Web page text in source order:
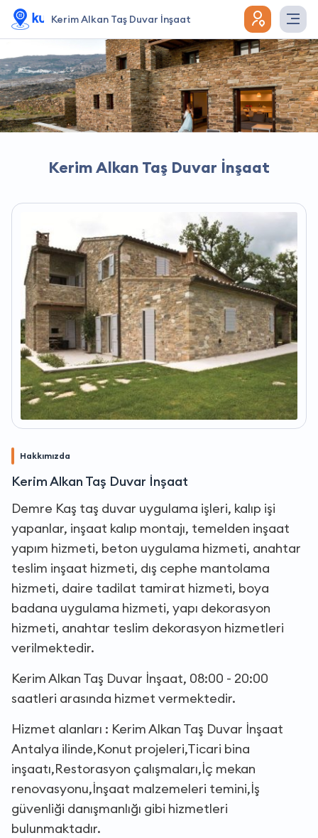
Kerim Alkan Taş Duvar İnşaat
Kerim Alkan Taş Duvar İnşaat
Hakkımızda
Kerim Alkan Taş Duvar İnşaat
Demre Kaş taş duvar uygulama işleri, kalıp işi
yapanlar, inşaat kalıp montajı, temelden inşaat
yapım hizmeti, beton uygulama hizmeti, anahtar
teslim inşaat hizmeti, dış cephe mantolama
hizmeti, daire tadilat tamirat hizmeti, boya
badana uygulama hizmeti, yapı dekorasyon
hizmeti, anahtar teslim dekorasyon hizmetleri
verilmektedir.
Kerim Alkan Taş Duvar İnşaat, 08:00 - 20:00
saatleri arasında hizmet vermektedir.
Hizmet alanları : Kerim Alkan Taş Duvar İnşaat
Antalya ilinde,Konut projeleri,Ticari bina
inşaatı,Restorasyon çalışmaları,İç mekan
renovasyonu,İnşaat malzemeleri temini,İş
güvenliği danışmanlığı gibi hizmetleri
bulunmaktadır.